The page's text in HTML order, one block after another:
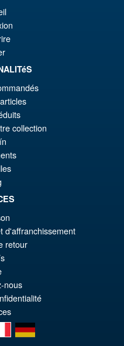
Dragon Ball Z
Fourth Form Action
( New Sculpt )
Spirits S.H.Figuarts
Ball Super: Broly -
Action Figure
collection
d'affranchissement
retour
nous
de